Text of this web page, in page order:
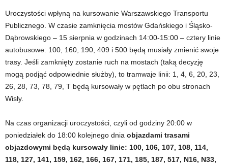
Uroczystości wpłyną na kursowanie Warszawskiego Transportu
Publicznego. W czasie zamknięcia mostów Gdańskiego i Śląsko-
Dąbrowskiego – 15 sierpnia w godzinach 14:00-15:00 – cztery linie
autobusowe: 100, 160, 190, 409 i 500 będą musiały zmienić swoje
trasy. Jeśli zamknięty zostanie ruch na mostach (taką decyzję
mogą podjąć odpowiednie służby), to tramwaje linii: 1, 4, 6, 20, 23,
26, 28, 73, 78, 79, T będą kursowały w pętlach po obu stronach
Wisły.
Na czas organizacji uroczystości, czyli od godziny 20:00 w
poniedziałek do 18:00 kolejnego dnia objazdami trasami
objazdowymi będą kursowały linie: 100, 106, 107, 108, 114,
118, 127, 141, 159, 162, 166, 167, 171, 185, 187, 517, N16, N33,